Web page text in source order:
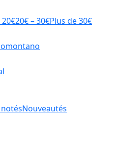
20€20€ – 30€Plus de 30€
Nouveautés